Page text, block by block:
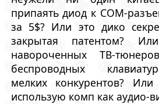
припаять диод к COM-
за 5$? Или это дико
закрытая патентом?
навороченных ТВ-
беспроводных
мелких конкурентов?
использую комп как аудио-